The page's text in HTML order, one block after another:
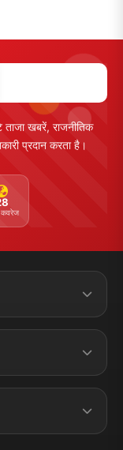
खबरें, राजनीतिक
प्रदान करता है।
कवरेज
&